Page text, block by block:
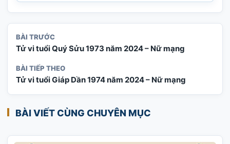
BÀI TRƯỚC
Tử vi tuổi Quý Sửu 1973 năm 2024 – Nữ mạng
BÀI TIẾP THEO
Tử vi tuổi Giáp Dần 1974 năm 2024 – Nữ mạng
BÀI VIẾT CÙNG CHUYÊN MỤC